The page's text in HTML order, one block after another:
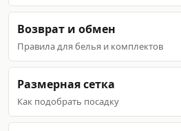
Возврат и обмен
Правила для белья и комплектов
Размерная сетка
Как подобрать посадку